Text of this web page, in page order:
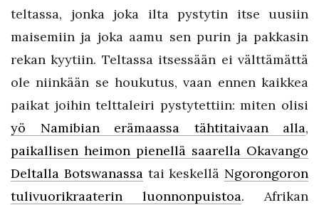
teltassa, jonka joka ilta pystytin itse uusiin
maisemiin ja joka aamu sen purin ja pakkasin
rekan kyytiin. Teltassa itsessään ei välttämättä
ole niinkään se houkutus, vaan ennen kaikkea
paikat joihin telttaleiri pystytettiin: miten olisi
yö Namibian erämaassa tähtitaivaan alla,
paikallisen heimon pienellä saarella Okavango
Deltalla Botswanassatai keskellä Ngorongoron
tulivuorikraaterin luonnonpuistoa. Afrikan